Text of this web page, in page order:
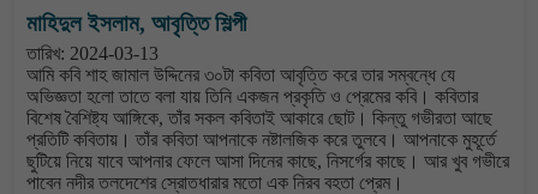
মাহিদুল ইসলাম, আবৃত্তি শিল্পী
তারিখ: 2024-03-13
আমি কবি শাহ জামাল উদ্দিনের ৩০টা কবিতা আবৃত্তি করে তার সম্বন্ধে যে
অভিজ্ঞতা হলো তাতে বলা যায় তিনি একজন প্রকৃতি ও প্রেমের কবি। কবিতার
বিশেষ বৈশিষ্ট্য আঙ্গিকে, তাঁর সকল কবিতাই আকারে ছোট। কিন্তু গভীরতা আছে
প্রতিটি কবিতায়। তাঁর কবিতা আপনাকে নষ্টালজিক করে তুলবে। আপনাকে মুহূর্তে
ছুটিয়ে নিয়ে যাবে আপনার ফেলে আসা দিনের কাছে, নিসর্গের কাছে। আর খুব গভীরে
পাবেন নদীর তলদেশের স্রোতধারার মতো এক নিরব বহতা প্রেম।